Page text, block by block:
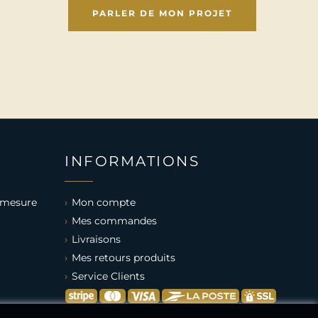
PARLER DE MON PROJET
INFORMATIONS
Mon compte
Mes commandes
Livraisons
Mes retours produits
Service Clients